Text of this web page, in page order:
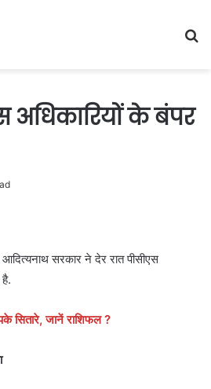
अधिकारियों के बंपर
आदित्यनाथ सरकार ने देर रात पीसीएस
सितारे, जानें राशिफल ?